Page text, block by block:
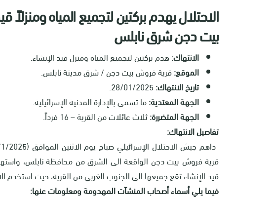
الاحتلال يهدم بركتين لتجميع المياه
بيت دجن شرق نابلس
الانتهاك:هدم بركتين لتجميع المياه ومنزل قيد الإنشاء.
الموقع:قرية فروش بيت دجن / شرق مدينة نابلس.
تاريخ الانتهاك:28/01/2025.
الجهة المعتدية:ما تسمى بالإدارة المدنية الإسرائيلية.
الجهة المتضررة:ثلاث عائلات من القرية – 16 فرداً.
تفاصيل الانتهاك:
قرية فروش بيت دجن الواقعة الى الشرق من محافظة نابلس،
قيد الإنشاء تقع جميعها الى الجنوب الغربي من القرية، حيث استخدم
فيما يلي أسماء أصحاب المنشآت المهدومة ومعلومات عنها: